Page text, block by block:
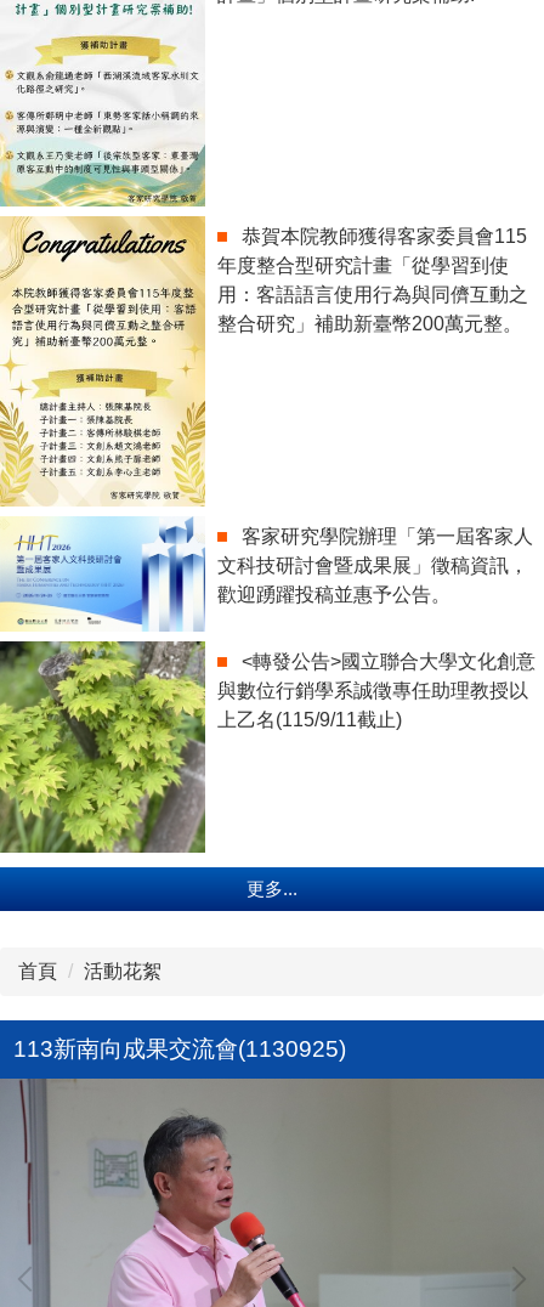
恭賀本院教師獲得客家委員會115
年度整合型研究計畫「從學習到使
用：客語語言使用行為與同儕互動之
整合研究」補助新臺幣200萬元整。
客家研究學院辦理「第一屆客家人
文科技研討會暨成果展」徵稿資訊，
歡迎踴躍投稿並惠予公告。
<轉發公告>國立聯合大學文化創意
與數位行銷學系誠徵專任助理教授以
上乙名(115/9/11截止)
更多...
首頁 活動花絮
113新南向成果交流會(1130925)